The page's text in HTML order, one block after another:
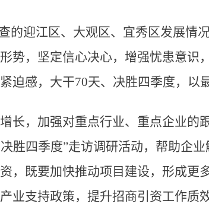
的迎江区、大观区、宜秀区发展情
势，坚定信心决心，增强忧患意识
迫感，大干70天、决胜四季度，以
长，加强对重点行业、重点企业的
胜四季度”走访调研活动，帮助企
，既要加快推动项目建设，形成更
业支持政策，提升招商引资工作质